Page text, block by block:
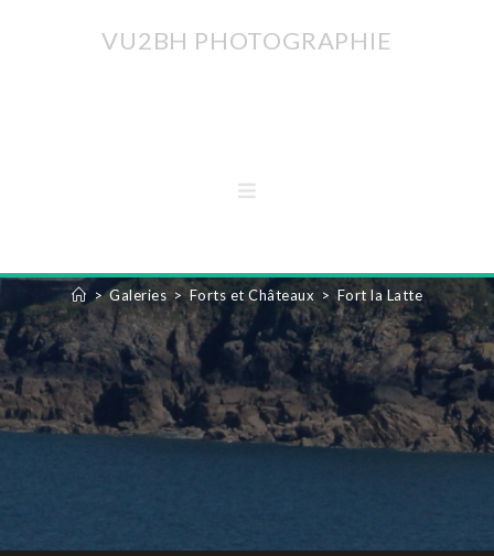
VU2BH PHOTOGRAPHIE
> Galeries > Forts et Châteaux > Fort la Latte